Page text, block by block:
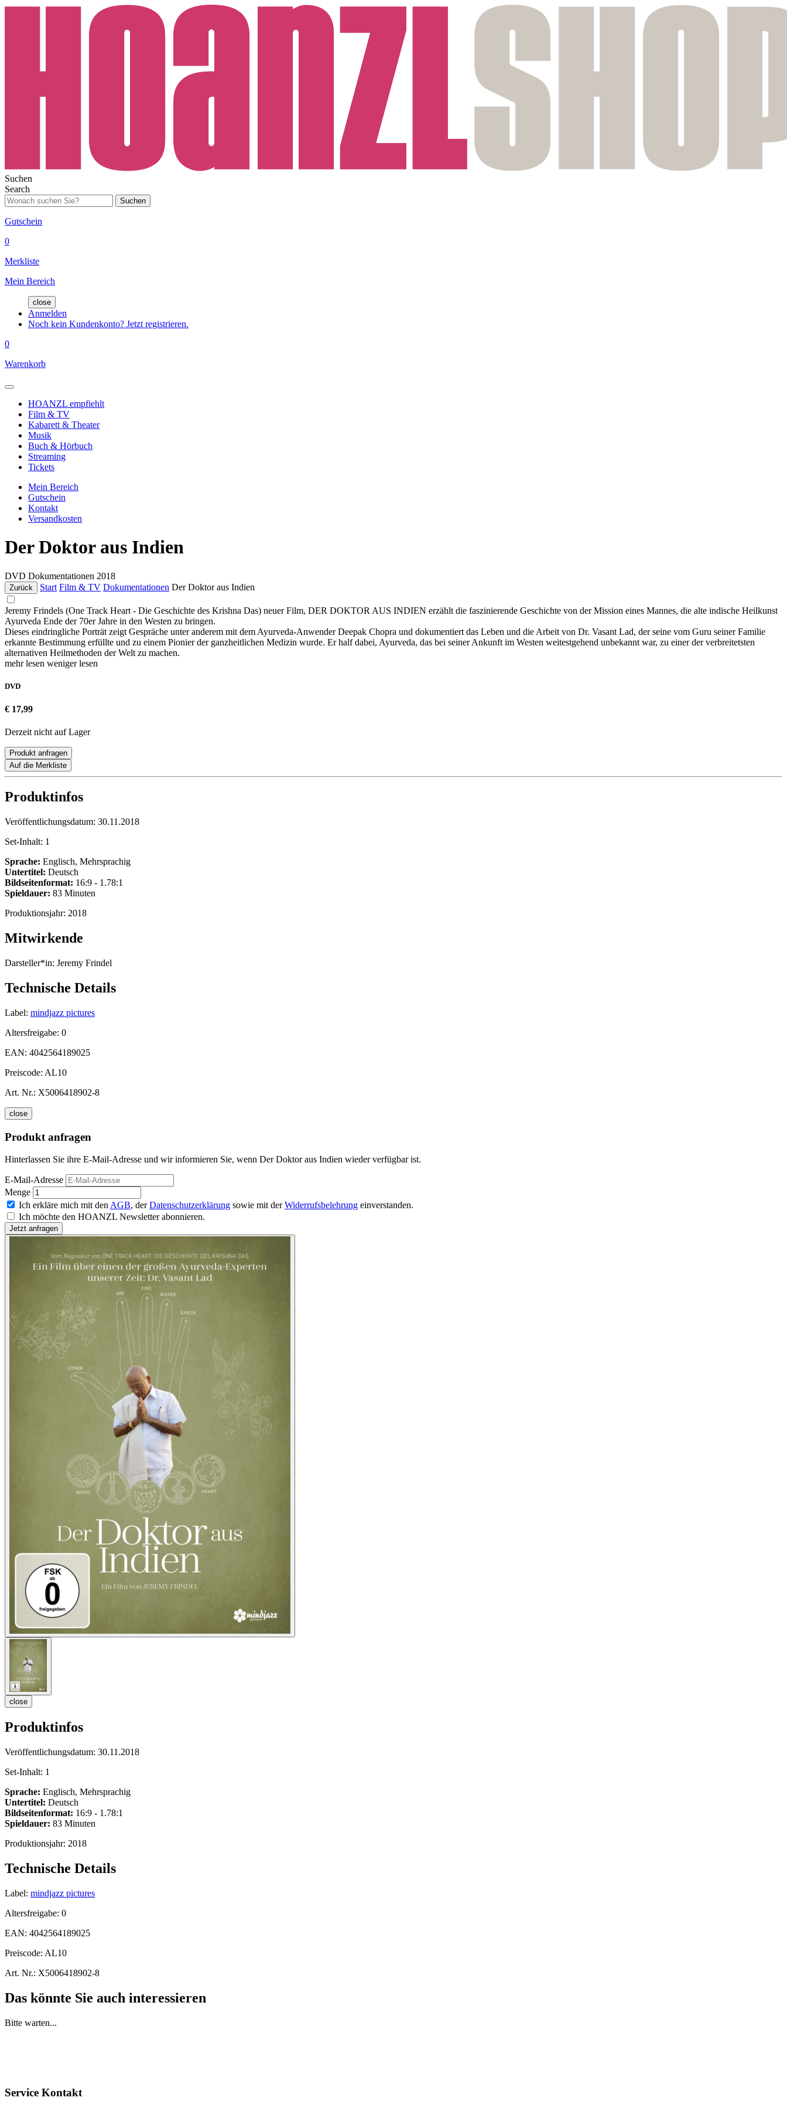
Suchen
Search
Suchen
Gutschein
0
Merkliste
Mein Bereich
close
Anmelden
Noch kein Kundenkonto? Jetzt registrieren.
0
Warenkorb
HOANZL empfiehlt
Film & TV
Kabarett & Theater
Musik
Buch & Hörbuch
Streaming
Tickets
Mein Bereich
Gutschein
Kontakt
Versandkosten
Der Doktor aus Indien
DVD Dokumentationen 2018
Zurück Start Film & TV Dokumentationen Der Doktor aus Indien
Jeremy Frindels (One Track Heart - Die Geschichte des Krishna Das) neuer Film, DER DOKTOR AUS INDIEN erzählt die faszinierende Geschichte von der Mission eines Mannes, die alte indische Heilkunst
Ayurveda Ende der 70er Jahre in den Westen zu bringen.
Dieses eindringliche Porträt zeigt Gespräche unter anderem mit dem Ayurveda-Anwender Deepak Chopra und dokumentiert das Leben und die Arbeit von Dr. Vasant Lad, der seine vom Guru seiner Familie
erkannte Bestimmung erfüllte und zu einem Pionier der ganzheitlichen Medizin wurde. Er half dabei, Ayurveda, das bei seiner Ankunft im Westen weitestgehend unbekannt war, zu einer der verbreitetsten
alternativen Heilmethoden der Welt zu machen.
mehr lesen weniger lesen
DVD
€ 17,99
Derzeit nicht auf Lager
Produkt anfragen
Auf die Merkliste
Produktinfos
Veröffentlichungsdatum: 30.11.2018
Set-Inhalt: 1
Sprache: Englisch, Mehrsprachig
Untertitel: Deutsch
Bildseitenformat: 16:9 - 1.78:1
Spieldauer: 83 Minuten
Produktionsjahr: 2018
Mitwirkende
Darsteller*in: Jeremy Frindel
Technische Details
Label: mindjazz pictures
Altersfreigabe: 0
EAN: 4042564189025
Preiscode: AL10
Art. Nr.: X5006418902-8
close
Produkt anfragen
Hinterlassen Sie ihre E-Mail-Adresse und wir informieren Sie, wenn Der Doktor aus Indien wieder verfügbar ist.
E-Mail-Adresse
Menge
Ich erkläre mich mit den AGB, derDatenschutzerklärung sowie mit derWiderrufsbelehrung einverstanden.
Ich möchte den HOANZL Newsletter abonnieren.
close
Produktinfos
Veröffentlichungsdatum: 30.11.2018
Set-Inhalt: 1
Sprache: Englisch, Mehrsprachig
Untertitel: Deutsch
Bildseitenformat: 16:9 - 1.78:1
Spieldauer: 83 Minuten
Produktionsjahr: 2018
Technische Details
Label: mindjazz pictures
Altersfreigabe: 0
EAN: 4042564189025
Preiscode: AL10
Art. Nr.: X5006418902-8
Das könnte Sie auch interessieren
Bitte warten...
Service Kontakt